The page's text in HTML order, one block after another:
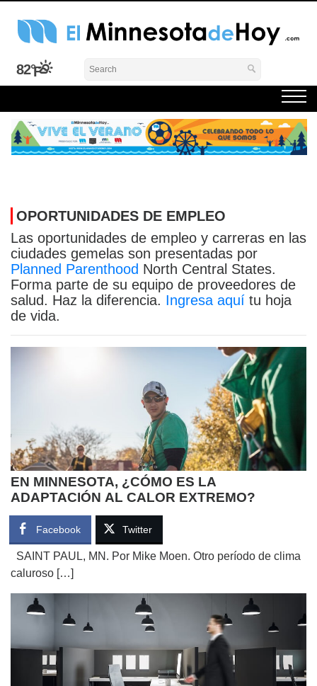
Skip
El Minnesota de Hoy Noticias
Latino Noticias Minnesota News
82°
OPORTUNIDADES DE EMPLEO
Las oportunidades de empleo y carreras en las
ciudades gemelas son presentadas por
Planned Parenthood North Central States.
Forma parte de su equipo de proveedores de
salud. Haz la diferencia. Ingresa aquí tu hoja
de vida.
EN MINNESOTA, ¿CÓMO ES LA
ADAPTACIÓN AL CALOR EXTREMO?
Facebook Twitter
SAINT PAUL, MN. Por Mike Moen. Otro período de clima
caluroso […]